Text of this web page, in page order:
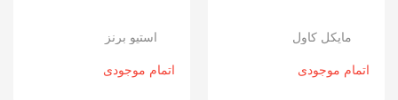
مایکل کاول
اتمام موجودی
استیو برنز
اتمام موجودی